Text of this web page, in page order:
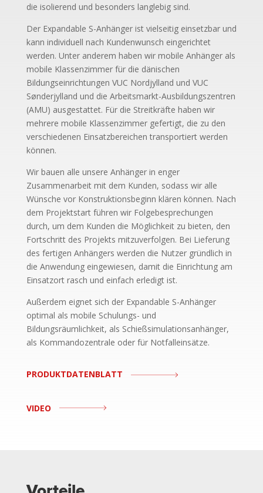
die isolierend und besonders langlebig sind.
Der Expandable S-Anhänger ist vielseitig einsetzbar und
kann individuell nach Kundenwunsch eingerichtet
werden. Unter anderem haben wir mobile Anhänger als
mobile Klassenzimmer für die dänischen
Bildungseinrichtungen VUC Nordjylland und VUC
Sønderjylland und die Arbeitsmarkt-Ausbildungszentren
(AMU) ausgestattet. Für die Streitkräfte haben wir
mehrere mobile Klassenzimmer gefertigt, die zu den
verschiedenen Einsatzbereichen transportiert werden
können.
Wir bauen alle unsere Anhänger in enger
Zusammenarbeit mit dem Kunden, sodass wir alle
Wünsche vor Konstruktionsbeginn klären können. Nach
dem Projektstart führen wir Folgebesprechungen
durch, um dem Kunden die Möglichkeit zu bieten, den
Fortschritt des Projekts mitzuverfolgen. Bei Lieferung
des fertigen Anhängers werden die Nutzer gründlich in
die Anwendung eingewiesen, damit die Einrichtung am
Einsatzort rasch und einfach erledigt ist.
Außerdem eignet sich der Expandable S-Anhänger
optimal als mobile Schulungs- und
Bildungsräumlichkeit, als Schießsimulationsanhänger,
als Kommandozentrale oder für Notfalleinsätze.
PRODUKTDATENBLATT
VIDEO